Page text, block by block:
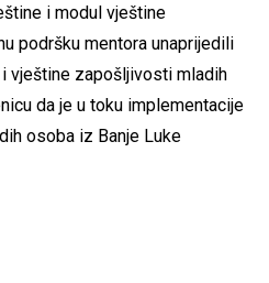
i modul vještine
podršku mentora unaprijedili
vještine zapošljivosti mladih
da je u toku implementacije
osoba iz Banje Luke